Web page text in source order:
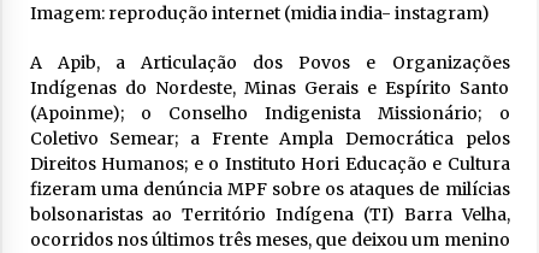
Imagem: reprodução internet (midia india- instagram)
A Apib, a Articulação dos Povos e Organizações
Indígenas do Nordeste, Minas Gerais e Espírito Santo
(Apoinme); o Conselho Indigenista Missionário; o
Coletivo Semear; a Frente Ampla Democrática pelos
Direitos Humanos; e o Instituto Hori Educação e Cultura
fizeram uma denúncia MPF sobre os ataques de milícias
bolsonaristas ao Território Indígena (TI) Barra Velha,
ocorridos nos últimos três meses, que deixou um menino